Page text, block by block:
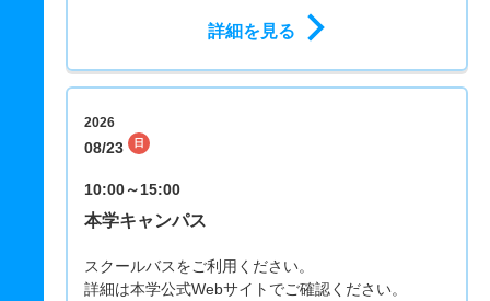
詳細を見る
2026
08/23 日
10:00～15:00
本学キャンパス
スクールバスをご利用ください。
詳細は本学公式Webサイトでご確認ください。